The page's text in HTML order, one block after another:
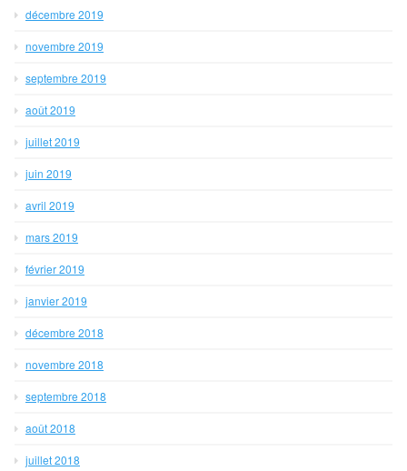
décembre 2019
novembre 2019
septembre 2019
août 2019
juillet 2019
juin 2019
avril 2019
mars 2019
février 2019
janvier 2019
décembre 2018
novembre 2018
septembre 2018
août 2018
juillet 2018